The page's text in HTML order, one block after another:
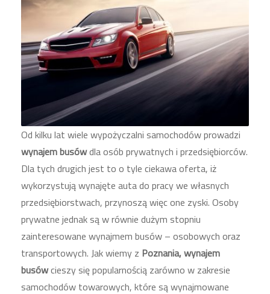
Od kilku lat wiele wypożyczalni samochodów prowadzi
wynajem busówdla osób prywatnych i przedsiębiorców.
Dla tych drugich jest to o tyle ciekawa oferta, iż
wykorzystują wynajęte auta do pracy we własnych
przedsiębiorstwach, przynoszą więc one zyski. Osoby
prywatne jednak są w równie dużym stopniu
zainteresowane wynajmem busów – osobowych oraz
transportowych. Jak wiemy z Poznania, wynajem
busówcieszy się popularnością zarówno w zakresie
samochodów towarowych, które są wynajmowane